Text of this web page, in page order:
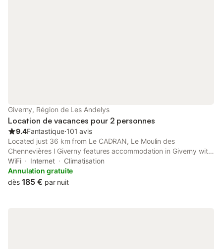
Giverny, Région de Les Andelys
Location de vacances pour 2 personnes
9.4Fantastique⋅101 avis
Located just 36 km from Le CADRAN, Le Moulin des
Chennevières l Giverny features accommodation in Giverny with
access to a garden, a shared lounge, as well as a housekeeping
service.
WiFi Internet
Climatisation
Annulation gratuite
dès 185 € par nuit